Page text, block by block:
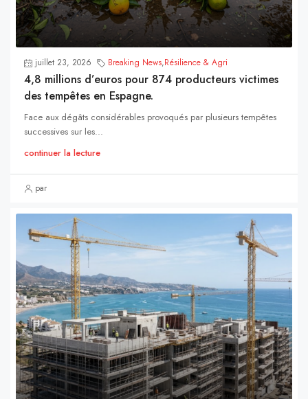
juillet 23, 2026 Breaking News,Résilience & Agri
4,8 millions d’euros pour 874 producteurs victimes
des tempêtes en Espagne.
Face aux dégâts considérables provoqués par plusieurs tempêtes
successives sur les...
continuer la lecture
par